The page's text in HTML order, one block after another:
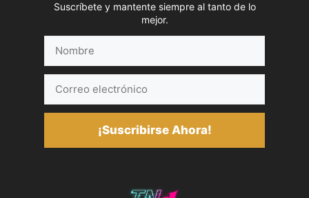
Suscríbete y mantente siempre al tanto de lo
mejor.
electrónico
¡Suscribirse Ahora!